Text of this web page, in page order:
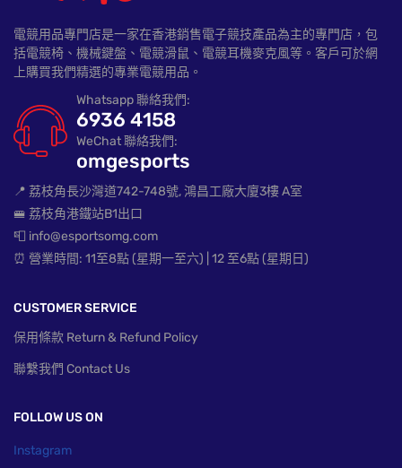
電競用品專門店是一家在香港銷售電子競技產品為主的專門店，包
括電競椅、機械鍵盤、電競滑鼠、電競耳機麥克風等。客戶可於網
上購買我們精選的專業電競用品。
Whatsapp 聯絡我們:
6936 4158
WeChat 聯絡我們:
omgesports
📍 荔枝角長沙灣道742-748號, 鴻昌工廠大廈3樓 A室
🚝 荔枝角港鐵站B1出口
📮 info@esportsomg.com
⏰ 營業時間: 11至8點 (星期一至六) | 12 至6點 (星期日)
CUSTOMER SERVICE
保用條款 Return & Refund Policy
聯繫我們 Contact Us
FOLLOW US ON
Instagram